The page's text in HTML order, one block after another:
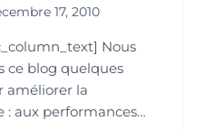
17, 2010
Nous
ce blog quelques
améliorer la
aux performances…